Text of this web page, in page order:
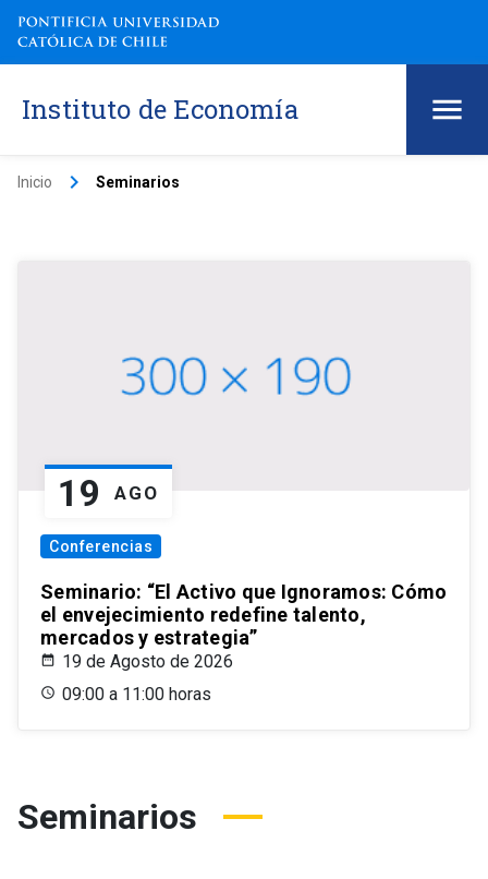
Instituto de Economía
Inicio keyboard_arrow_right Seminarios
19 AGO
Conferencias
Seminario: “El Activo que Ignoramos: Cómo
el envejecimiento redefine talento,
mercados y estrategia”
19 de Agosto de 2026
09:00 a 11:00 horas
Seminarios